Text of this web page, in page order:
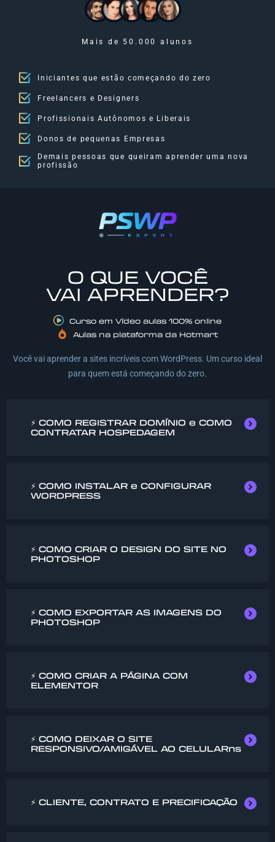
Mais de 50.000 alunos
Iniciantes que estão começando do zero
Freelancers e Designers
Profissionais Autônomos e Liberais
Donos de pequenas Empresas
Demais pessoas que queiram aprender uma nova
profissão
⚡ COMO REGISTRAR DOMÍNIO e COMO
CONTRATAR HOSPEDAGEM
⚡ COMO INSTALAR e CONFIGURAR
WORDPRESS​
⚡ COMO CRIAR O DESIGN DO SITE NO
PHOTOSHOP
⚡ COMO EXPORTAR AS IMAGENS DO
PHOTOSHOP​
⚡ COMO CRIAR A PÁGINA COM
ELEMENTOR
⚡ COMO DEIXAR O SITE
RESPONSIVO/AMIGÁVEL AO CELULARns
⚡ CLIENTE, CONTRATO E PRECIFICAÇÃO​
O QUE VOCÊ
VAI APRENDER?
Curso em Vídeo aulas 100% online
Aulas na plataforma da Hotmart
Você vai aprender a sites incríveis com WordPress. Um curso ideal
para quem está começando do zero.